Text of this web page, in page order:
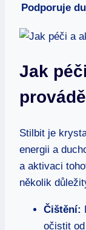
Podporuje
Jak
Stilbit je
energii a
a aktivaci
několik
Čištění:
očistit